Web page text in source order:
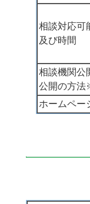
相談対応可
及び時間
相談機関公
公開の方
ホームペー